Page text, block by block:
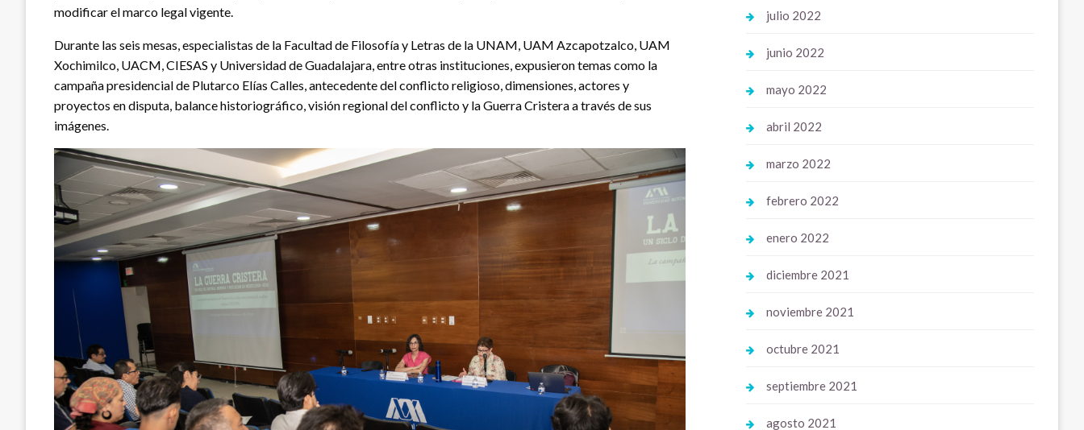
modificar el marco legal vigente.
Durante las seis mesas, especialistas de la Facultad de Filosofía y Letras de la UNAM, UAM Azcapotzalco, UAM
Xochimilco, UACM, CIESAS y Universidad de Guadalajara, entre otras instituciones, expusieron temas como la
campaña presidencial de Plutarco Elías Calles, antecedente del conflicto religioso, dimensiones, actores y
proyectos en disputa, balance historiográfico, visión regional del conflicto y la Guerra Cristera a través de sus
imágenes.
julio 2022
junio 2022
mayo 2022
abril 2022
marzo 2022
febrero 2022
enero 2022
diciembre 2021
noviembre 2021
octubre 2021
septiembre 2021
agosto 2021